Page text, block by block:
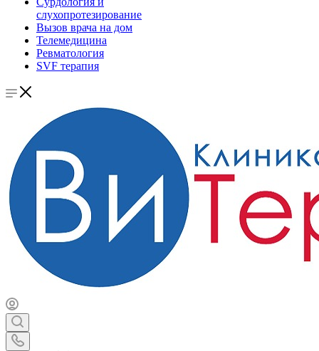
слухопротезирование
Вызов врача на дом
Телемедицина
Ревматология
SVF терапия